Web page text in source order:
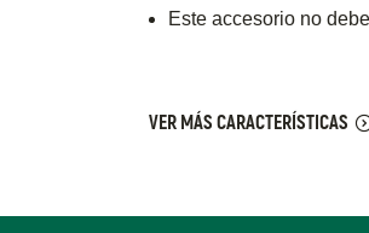
Este accesorio no
VER MÁS CARACTERÍSTICAS